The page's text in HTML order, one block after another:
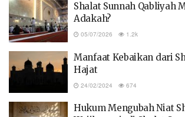
Shalat Sunnah Qabliyah
Adakah?
05/07/2026 1.2k
Manfaat Kebaikan dari
Hajat
24/02/2024 674
Hukum Mengubah Niat